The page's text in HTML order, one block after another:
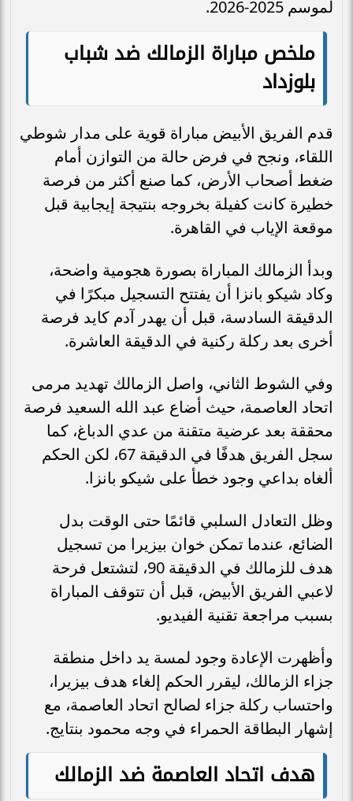
لموسم 2025-2026.
ملخص مباراة الزمالك ضد شباب
بلوزداد
قدم الفريق الأبيض مباراة قوية على مدار شوطي
اللقاء، ونجح في فرض حالة من التوازن أمام
ضغط أصحاب الأرض، كما صنع أكثر من فرصة
خطيرة كانت كفيلة بخروجه بنتيجة إيجابية قبل
موقعة الإياب في القاهرة.
وبدأ الزمالك المباراة بصورة هجومية واضحة،
وكاد شيكو بانزا أن يفتتح التسجيل مبكرًا في
الدقيقة السادسة، قبل أن يهدر آدم كايد فرصة
أخرى بعد ركلة ركنية في الدقيقة العاشرة.
وفي الشوط الثاني، واصل الزمالك تهديد مرمى
اتحاد العاصمة، حيث أضاع عبد الله السعيد فرصة
محققة بعد عرضية متقنة من عدي الدباغ، كما
سجل الفريق هدفًا في الدقيقة 67، لكن الحكم
ألغاه بداعي وجود خطأ على شيكو بانزا.
وظل التعادل السلبي قائمًا حتى الوقت بدل
الضائع، عندما تمكن خوان بيزيرا من تسجيل
هدف للزمالك في الدقيقة 90، لتشتعل فرحة
لاعبي الفريق الأبيض، قبل أن تتوقف المباراة
بسبب مراجعة تقنية الفيديو.
وأظهرت الإعادة وجود لمسة يد داخل منطقة
جزاء الزمالك، ليقرر الحكم إلغاء هدف بيزيرا،
واحتساب ركلة جزاء لصالح اتحاد العاصمة، مع
إشهار البطاقة الحمراء في وجه محمود بنتايج.
هدف اتحاد العاصمة ضد الزمالك